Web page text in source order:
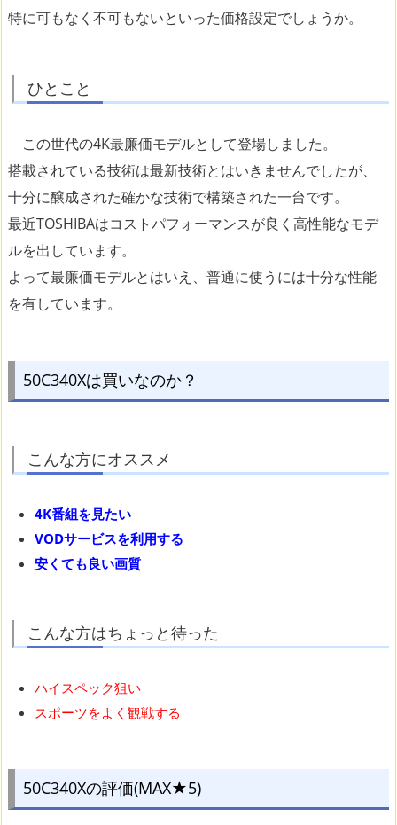
特に可もなく不可もないといった価格設定でしょうか。
ひとこと
この世代の4K最廉価モデルとして登場しました。
搭載されている技術は最新技術とはいきませんでしたが、
十分に醸成された確かな技術で構築された一台です。
最近TOSHIBAはコストパフォーマンスが良く高性能なモデ
ルを出しています。
よって最廉価モデルとはいえ、普通に使うには十分な性能
を有しています。
50C340Xは買いなのか？
こんな方にオススメ
4K番組を見たい
VODサービスを利用する
安くても良い画質
こんな方はちょっと待った
ハイスペック狙い
スポーツをよく観戦する
50C340Xの評価(MAX★5)